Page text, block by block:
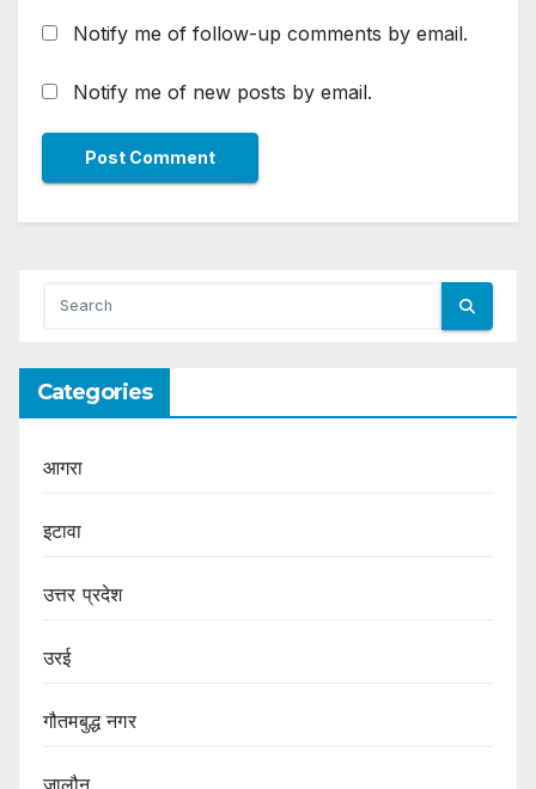
Notify me of follow-up comments by email.
Notify me of new posts by email.
Categories
आगरा
इटावा
उत्तर प्रदेश
उरई
गौतमबुद्ध नगर